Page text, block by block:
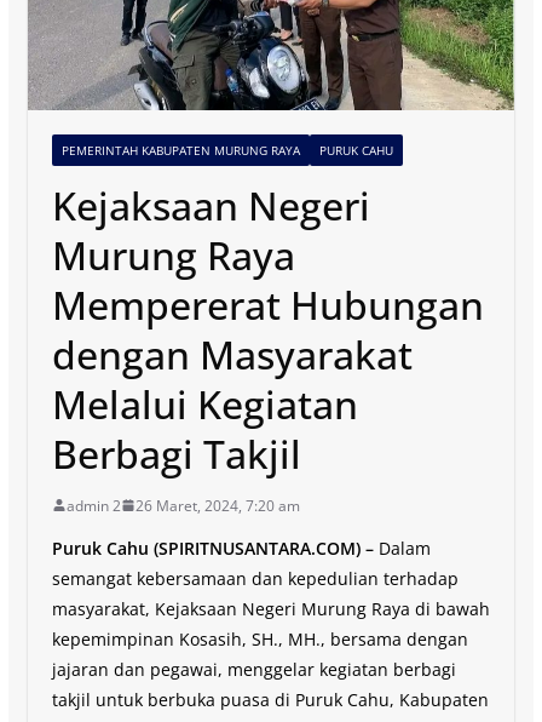
PEMERINTAH KABUPATEN MURUNG RAYA PURUK CAHU
Kejaksaan Negeri
Murung Raya
Mempererat Hubungan
dengan Masyarakat
Melalui Kegiatan
Berbagi Takjil
admin 2 26 Maret, 2024, 7:20 am
Puruk Cahu (SPIRITNUSANTARA.COM) –Dalam
semangat kebersamaan dan kepedulian terhadap
masyarakat, Kejaksaan Negeri Murung Raya di bawah
kepemimpinan Kosasih, SH., MH., bersama dengan
jajaran dan pegawai, menggelar kegiatan berbagi
takjil untuk berbuka puasa di Puruk Cahu, Kabupaten